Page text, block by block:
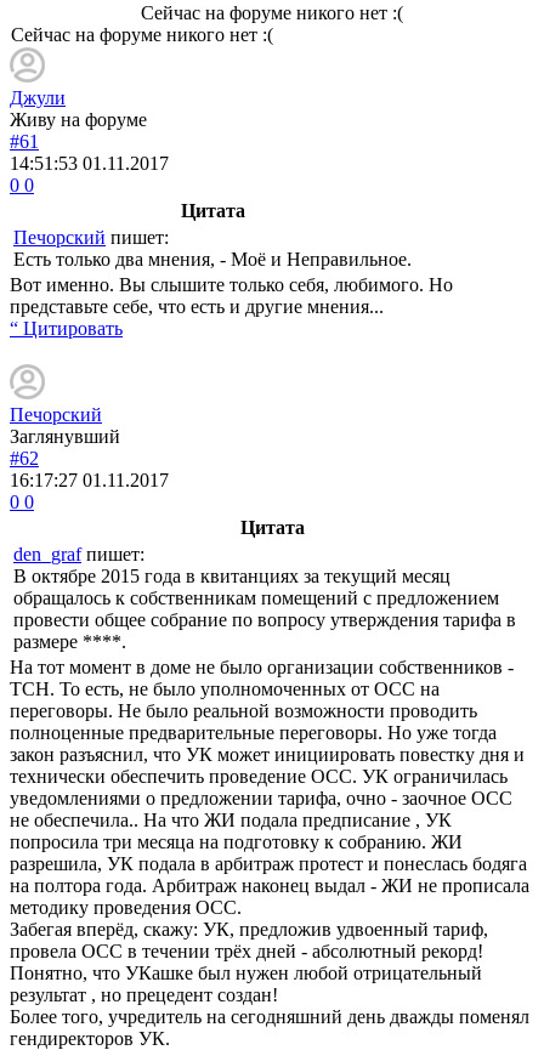
Сейчас на форуме никого нет :(
Сейчас на форуме никого нет :(
Джули
Живу на форуме
#61
14:51:53 01.11.2017
0 0
Цитата
Печорский пишет:
Есть только два мнения, - Моё и Неправильное.
Вот именно. Вы слышите только себя, любимого. Но
представьте себе, что есть и другие мнения...
“ Цитировать
Печорский
Заглянувший
#62
16:17:27 01.11.2017
0 0
Цитата
den_grafпишет:
В октябре 2015 года в квитанциях за текущий месяц
обращалось к собственникам помещений с предложением
провести общее собрание по вопросу утверждения тарифа в
размере ****.
На тот момент в доме не было организации собственников -
ТСН. То есть, не было уполномоченных от ОСС на
переговоры. Не было реальной возможности проводить
полноценные предварительные переговоры. Но уже тогда
закон разъяснил, что УК может инициировать повестку дня и
технически обеспечить проведение ОСС. УК ограничилась
уведомлениями о предложении тарифа, очно - заочное ОСС
не обеспечила.. На что ЖИ подала предписание , УК
попросила три месяца на подготовку к собранию. ЖИ
разрешила, УК подала в арбитраж протест и понеслась бодяга
на полтора года. Арбитраж наконец выдал - ЖИ не прописала
методику проведения ОСС.
Забегая вперёд, скажу: УК, предложив удвоенный тариф,
провела ОСС в течении трёх дней - абсолютный рекорд!
Понятно, что УКашке был нужен любой отрицательный
результат , но прецедент создан!
Более того, учредитель на сегодняшний день дважды поменял
гендиректоров УК.